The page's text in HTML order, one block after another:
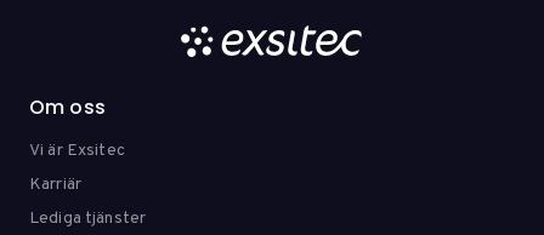
Om oss
Vi är Exsitec
Karriär
Lediga tjänster